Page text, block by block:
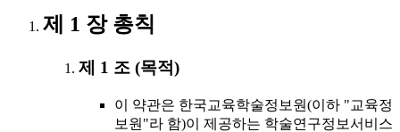
제 1 장 총칙
제 1 조 (목적)
이 약관은 한국교육학술정보원(이하 "교육정
보원"라 함)이 제공하는 학술연구정보서비스